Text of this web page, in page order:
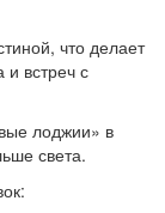
что делает
встреч с
лоджии» в
света.